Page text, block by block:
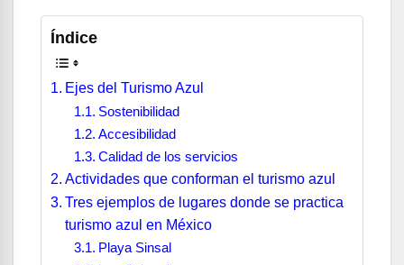
Índice
Ejes del Turismo Azul
Sostenibilidad
Accesibilidad
Calidad de los servicios
Actividades que conforman el turismo azul
Tres ejemplos de lugares donde se practica
turismo azul en México
Playa Sinsal